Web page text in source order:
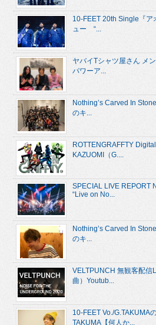
10-FEET 20th Single『ア
ュー “...
ヤバイTシャツ屋さん メ
パワーア...
Nothing’s Carved In
のキ...
ROTTENGRAFFTY
KAZUOMI（G....
SPECIAL LIVE REPORT
“Live on No...
Nothing’s Carved In
のキ...
VELTPUNCH 無観客配信
曲）Youtub...
10-FEET Vo./G.TAKUMA
TAKUMA【何人か...